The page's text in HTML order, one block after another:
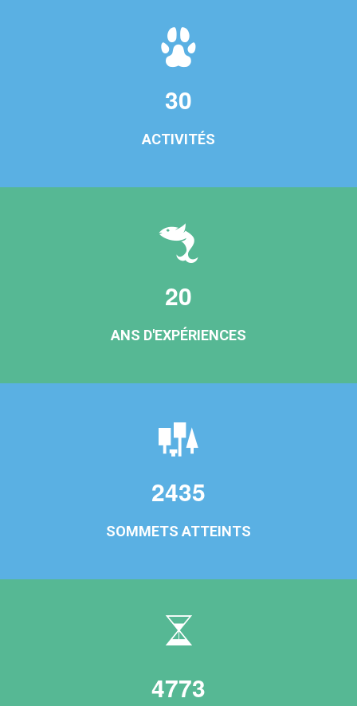
30
ACTIVITÉS
20
ANS D'EXPÉRIENCES
2435
SOMMETS ATTEINTS
4773